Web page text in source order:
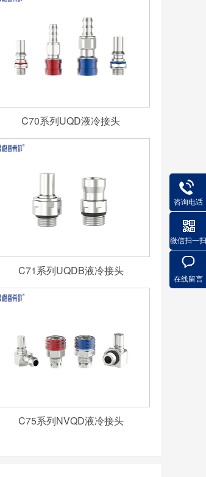
C70系列UQD液冷接头
C71系列UQDB液冷接头
C75系列NVQD液冷接头
咨询电话
微信扫一扫
在线留言